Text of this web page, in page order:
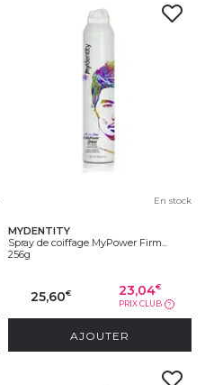
En stock
MYDENTITY
Spray de coiffage MyPower Firm...
256g
25,60€ 23,04€
PRIX CLUB ?
AJOUTER